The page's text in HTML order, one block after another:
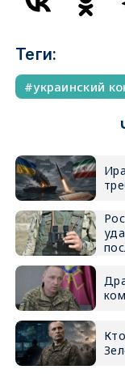
Теги:
украинский